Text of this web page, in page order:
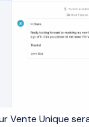
Vente Unique